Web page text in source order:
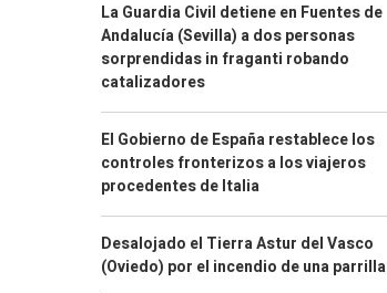
La Guardia Civil detiene en Fuentes de
Andalucía (Sevilla) a dos personas
sorprendidas in fraganti robando
catalizadores
El Gobierno de España restablece los
controles fronterizos a los viajeros
procedentes de Italia
Desalojado el Tierra Astur del Vasco
(Oviedo) por el incendio de una parrilla